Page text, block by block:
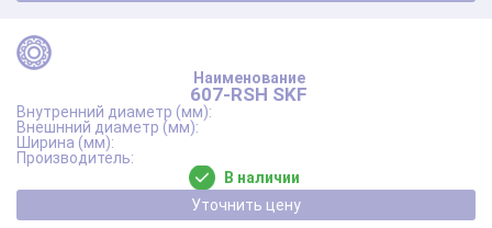
607-RSH SKF
В наличии
Уточнить цену